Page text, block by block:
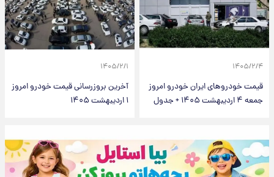
۱۴۰۵/۲/۴
قیمت خودرو‌های ایران خودرو امروز
جمعه ۴ اردیبهشت ۱۴۰۵ + جدول
۱۴۰۵/۲/۱
آخرین بروزرسانی قیمت خودرو امروز
۱ اردیبهشت ۱۴۰۵